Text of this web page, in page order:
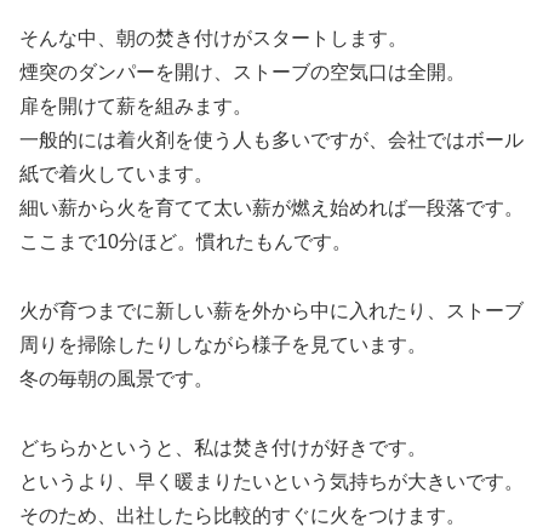
そんな中、朝の焚き付けがスタートします。
煙突のダンパーを開け、ストーブの空気口は全開。
扉を開けて薪を組みます。
一般的には着火剤を使う人も多いですが、会社ではボール
紙で着火しています。
細い薪から火を育てて太い薪が燃え始めれば一段落です。
ここまで10分ほど。慣れたもんです。
火が育つまでに新しい薪を外から中に入れたり、ストーブ
周りを掃除したりしながら様子を見ています。
冬の毎朝の風景です。
どちらかというと、私は焚き付けが好きです。
というより、早く暖まりたいという気持ちが大きいです。
そのため、出社したら比較的すぐに火をつけます。